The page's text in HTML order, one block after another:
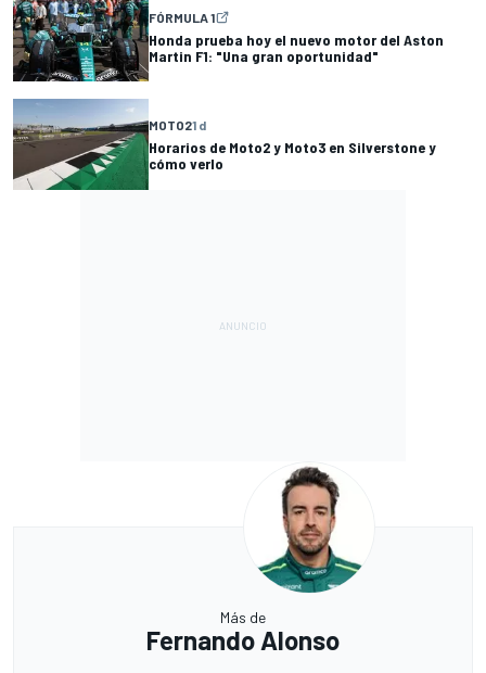
FÓRMULA 1
Honda prueba hoy el nuevo motor del Aston
Martin F1: "Una gran oportunidad"
MOTO21 d
Horarios de Moto2 y Moto3 en Silverstone y
cómo verlo
Más de
Fernando Alonso